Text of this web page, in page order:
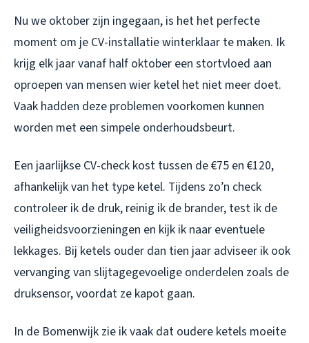
Nu we oktober zijn ingegaan, is het het perfecte
moment om je CV-installatie winterklaar te maken. Ik
krijg elk jaar vanaf half oktober een stortvloed aan
oproepen van mensen wier ketel het niet meer doet.
Vaak hadden deze problemen voorkomen kunnen
worden met een simpele onderhoudsbeurt.
Een jaarlijkse CV-check kost tussen de €75 en €120,
afhankelijk van het type ketel. Tijdens zo’n check
controleer ik de druk, reinig ik de brander, test ik de
veiligheidsvoorzieningen en kijk ik naar eventuele
lekkages. Bij ketels ouder dan tien jaar adviseer ik ook
vervanging van slijtagegevoelige onderdelen zoals de
druksensor, voordat ze kapot gaan.
In de Bomenwijk zie ik vaak dat oudere ketels moeite